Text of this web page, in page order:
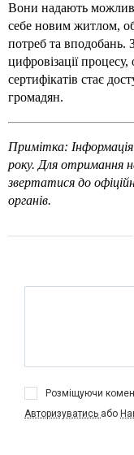
Вони надають
себе новим житлом,
потреб та вподобань.
цифровізації
сертифікатів стає
громадян.
Примітка:
року. Для отримання
звертатися до
органів.
Розміщуючи
Авторизуватись або